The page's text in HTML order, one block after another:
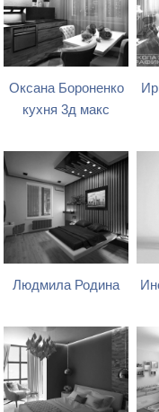
Оксана Бороненко
кухня 3д макс
Людмила Родина